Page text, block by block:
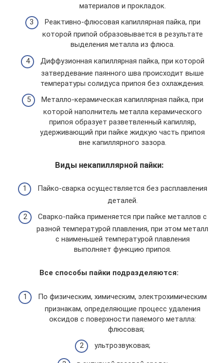
материалов и прокладок.
Реактивно-флюсовая капиллярная пайка, при
которой припой образовывается в результате
выделения металла из флюса.
Диффузионная капиллярная пайка, при которой
затвердевание паянного шва происходит выше
температуры солидуса припоя без охлаждения.
Металло-керамическая капиллярная пайка, при
которой наполнитель металла керамического
припоя образует разветвленный капилляр,
удерживающий при пайке жидкую часть припоя
вне капиллярного зазора.
Виды некапиллярной пайки:
Пайко-сварка осуществляется без расплавления
деталей.
Сварко-пайка применяется при пайке металлов с
разной температурой плавления, при этом металл
с наименьшей температурой плавления
выполняет функцию припоя.
Все способы пайки подразделяются:
По физическим, химическим, электрохимическим
признакам, определяющие процесс удаления
оксидов с поверхности паяемого металла:
флюсовая;
ультрозвуковая;